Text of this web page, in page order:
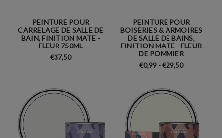
PEINTURE POUR
CARRELAGE DE SALLE DE
BAIN, FINITION MATE -
FLEUR 750ML
€37,50
PEINTURE POUR
BOISERIES & ARMOIRES
DE SALLE DE BAINS,
FINITION MATE - FLEUR
DE POMMIER
€0,99 - €29,50